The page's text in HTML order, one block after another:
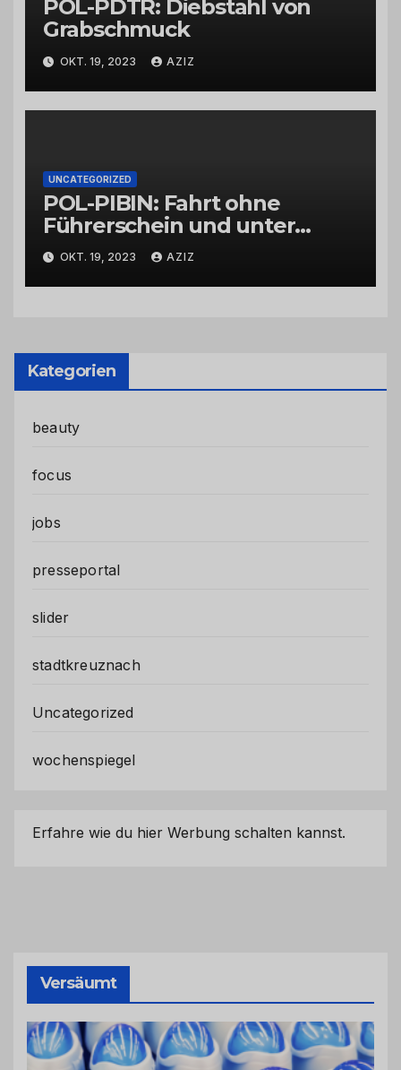
POL-PDTR: Diebstahl von
Grabschmuck
OKT. 19, 2023 AZIZ
UNCATEGORIZED
POL-PIBIN: Fahrt ohne
Führerschein und unter
Einfluss von Drogen
OKT. 19, 2023 AZIZ
Kategorien
beauty
focus
jobs
presseportal
slider
stadtkreuznach
Uncategorized
wochenspiegel
Erfahre wie du hier Werbung schalten kannst.
Versäumt